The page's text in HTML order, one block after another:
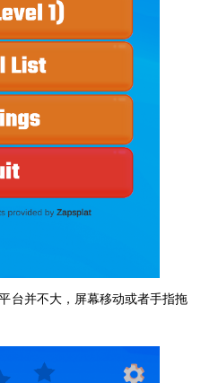
台并不大，屏幕移动或者手指拖